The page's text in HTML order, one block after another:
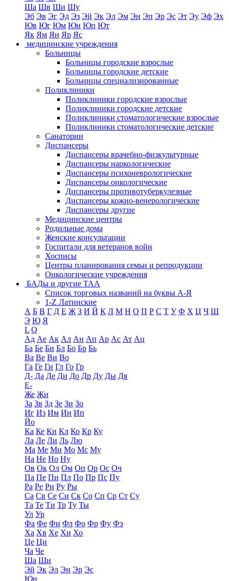
Ша Шв Ши Шу
Эб Эв Эг Эд Эз Эй Эк Эл Эм Эн Эп Эр Эс Эт Эу Эф Эх
Юв Юг Юм Юн Юп Ют
Як Ям Ян Яр Яс
медицинские учреждения
Больницы
Больницы городские взрослые
Больницы городские детские
Больницы специализированные
Поликлиники
Поликлиники городские взрослые
Поликлиники городские детские
Поликлиники стоматологические взрослые
Поликлиники стоматологические детские
Санатории
Диспансеры
Диспансеры врачебно-физкультурные
Диспансеры наркологические
Диспансеры психоневрологические
Диспансеры онкологические
Диспансеры противотуберкулезные
Диспансеры кожно-венерологические
Диспансеры другие
Медицинские центры
Родильные дома
Женские консультации
Госпитали для ветеранов войн
Хосписы
Центры планирования семьи и репродукции
Онкологические учреждения
БАДы и другие ТАА
Список торговых названий на буквы А-Я
1-Z Латинские
А Б В Г Д Е Ж З И Й К Л М Н О П Р С Т У Ф Х Ц Ч Ш
Э Ю Я
L Q
Ад Ае Ак Ал Ан Ап Ар Ас Ат Ац
Ба Бе Би Бл Бо Бр Бь
Ва Ве Ви Во
Га Ге Ги Гл Го Гр
Д- Да Де Ди До Др Ду Ды Дя
Е-
Же Жи
За Зв Зд Зе Зи Зо
Иг Из Им Ин Ип
Йо
Ка Ке Ки Кл Ко Кр Ку
Ла Ле Ли Ль Лю
Ма Ме Ми Мо Мс Му
На Не Но Ну
Ов Ок Ол Ом Оп Ор Ос Оч
Па Пе Пи Пл По Пр Пс Пу
Ра Ре Ри Ру Ры
Са Св Се Си Ск Со Сп Ср Ст Су
Та Те Ти Тр Ту Ты
Ул Ур
Фа Фе Фи Фл Фо Фр Фу Фэ
Ха Хв Хе Хи Хо
Це Ци
Ча Че
Ша Ши
Эй Эк Эл Эн Эр Эс
Юн